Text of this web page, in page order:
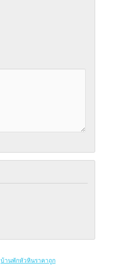
บ้านพักหัวหินราคาถูก